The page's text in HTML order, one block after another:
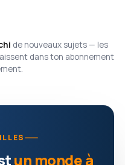
de nouveaux sujets — les
dans ton abonnement
un monde à